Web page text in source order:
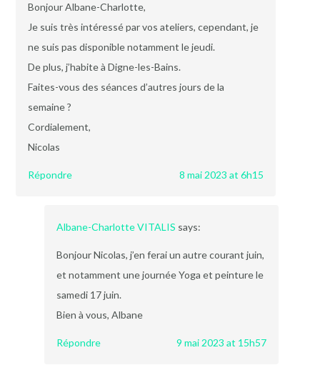
Bonjour Albane-Charlotte,
Je suis très intéressé par vos ateliers, cependant, je
ne suis pas disponible notamment le jeudi.
De plus, j’habite à Digne-les-Bains.
Faites-vous des séances d’autres jours de la
semaine ?
Cordialement,
Nicolas
Répondre 8 mai 2023 at 6h15
Albane-Charlotte VITALIS says:
Bonjour Nicolas, j’en ferai un autre courant juin,
et notamment une journée Yoga et peinture le
samedi 17 juin.
Bien à vous, Albane
Répondre 9 mai 2023 at 15h57